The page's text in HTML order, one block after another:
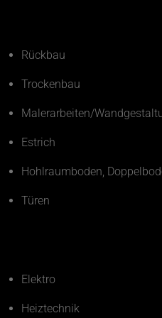
Rückbau
Trockenbau
Malerarbeiten/
Estrich
Hohlraumboden,
Türen
Elektro
Heiztechnik